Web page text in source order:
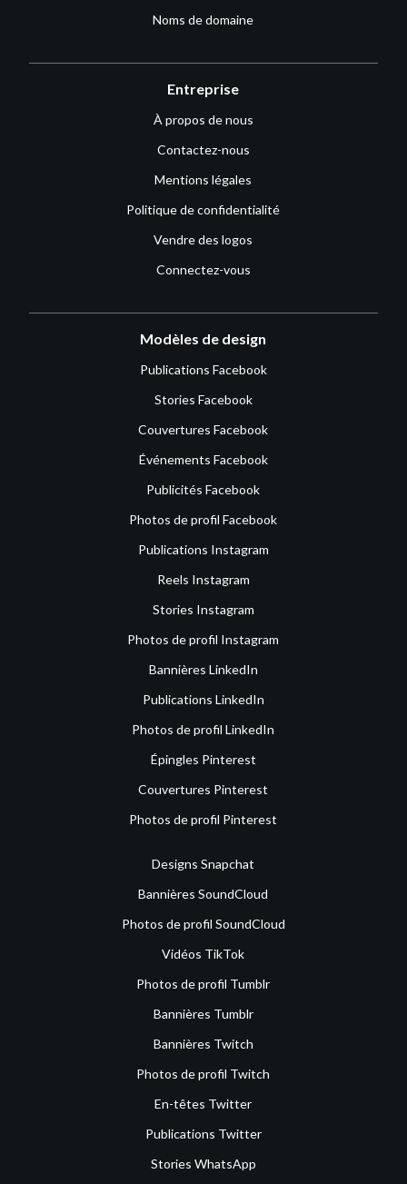
Noms de domaine
Entreprise
À propos de nous
Contactez-nous
Mentions légales
Politique de confidentialité
Vendre des logos
Connectez-vous
Modèles de design
Publications Facebook
Stories Facebook
Couvertures Facebook
Événements Facebook
Publicités Facebook
Photos de profil Facebook
Publications Instagram
Reels Instagram
Stories Instagram
Photos de profil Instagram
Bannières LinkedIn
Publications LinkedIn
Photos de profil LinkedIn
Épingles Pinterest
Couvertures Pinterest
Photos de profil Pinterest
Designs Snapchat
Bannières SoundCloud
Photos de profil SoundCloud
Vidéos TikTok
Photos de profil Tumblr
Bannières Tumblr
Bannières Twitch
Photos de profil Twitch
En-têtes Twitter
Publications Twitter
Stories WhatsApp